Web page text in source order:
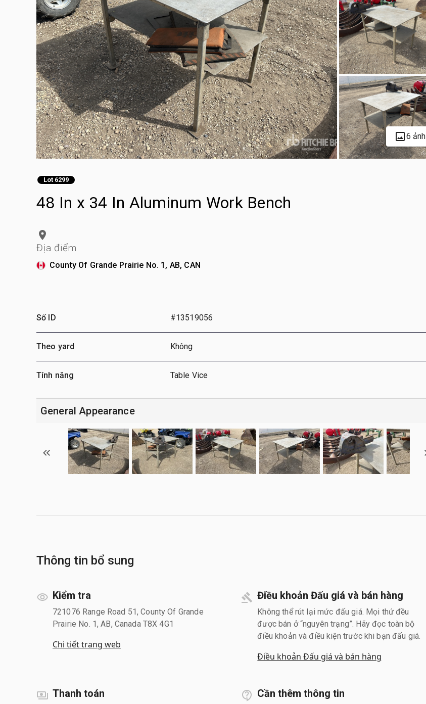
6 ảnh
Lot 6299
48 In x 34 In Aluminum Work Bench
Địa điểm
County Of Grande Prairie No. 1, AB, CAN
Số ID #13519056
Theo yard Không
Tính năng Table Vice
General Appearance
Thông tin bổ sung
Kiểm tra
721076 Range Road 51, County Of Grande
Prairie No. 1, AB, Canada T8X 4G1
Chi tiết trang web
Điều khoản Đấu giá và bán hàng
Không thể rút lại mức đấu giá. Mọi thứ đều
được bán ở “nguyên trạng”. Hãy đọc toàn bộ
điều khoản và điều kiện trước khi bạn đấu giá.
Điều khoản Đấu giá và bán hàng
Thanh toán Cần thêm thông tin